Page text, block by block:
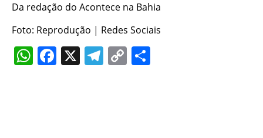
Da redação do Acontece na Bahia
Foto: Reprodução | Redes Sociais
WhatsApp
Facebook
X Telegram
Copy